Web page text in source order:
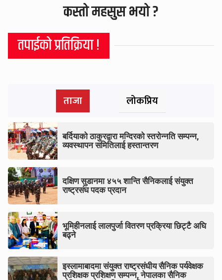
कस्तो महसुस भयो ?
तपाईको प्रतिक्रिया !
ताजा लोकप्रिय
बर्दियाको ठाकुरद्वारा मन्दिरको स्तरोन्नति सम्पन्न,
व्यवस्थापन समितिलाई हस्तान्तरण
दक्षिण सुडानमा ४५५ शान्ति सैनिकलाई संयुक्त
राष्ट्रसंघ पदक प्रदान
भूमिहीनलाई लालपुर्जा वितरण प्रक्रिया छिट्टै अघि
बढ्ने
इस्लामाबादमा संयुक्त राष्ट्रसंघीय सैनिक पर्यवेक्षक
प्रशिक्षक प्रशिक्षण सम्पन्न, नेपालका सैनिक